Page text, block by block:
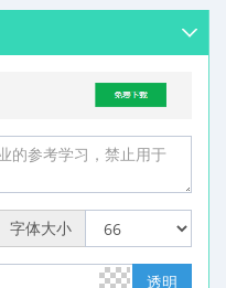
字体大小
透明